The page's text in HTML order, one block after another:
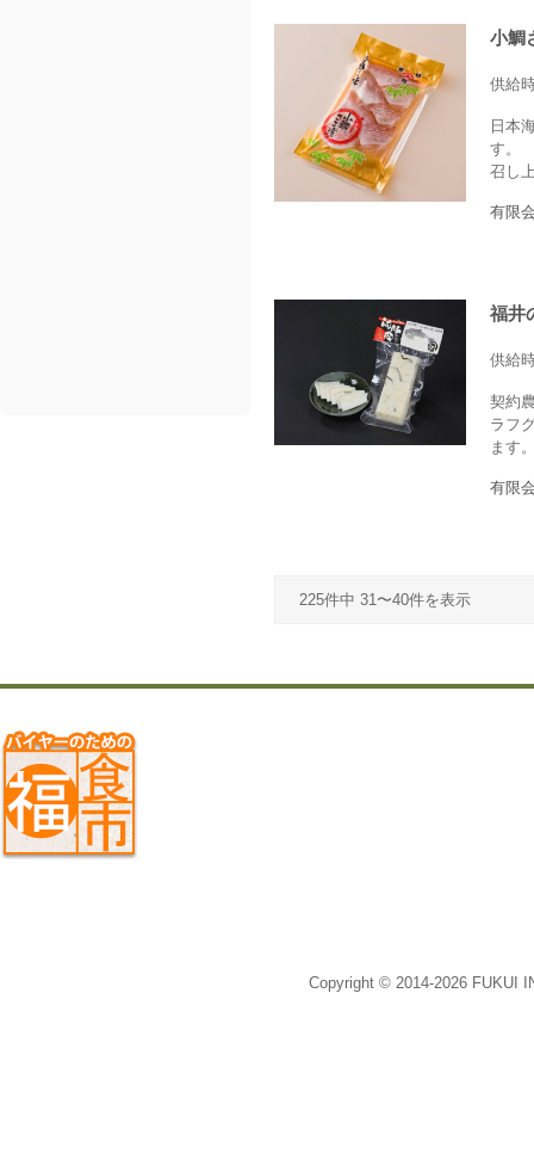
小鯛
供給
日本
す。
召し
有限
福井
供給
契約
ラフ
ます
有限
225件中 31〜40件を表示
Copyright © 2014-2026 FUKUI